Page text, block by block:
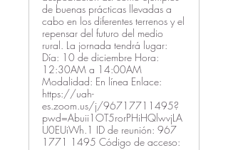
de buenas prácticas llevadas a
cabo en los diferentes terrenos y el
repensar del futuro del medio
rural. La jornada tendrá lugar:
Día: 10 de diciembre Hora:
12:30AM a 14:00AM
Modalidad: En línea Enlace:
https://uah-
es.zoom.us/j/96717711495?
pwd=Abuii1OT5rorPHiHQlwvjLA
U0EUiWh.1 ID de reunión: 967
1771 1495 Código de acceso: